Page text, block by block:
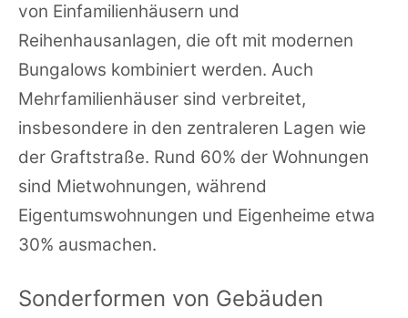
von Einfamilienhäusern und
Reihenhausanlagen, die oft mit modernen
Bungalows kombiniert werden. Auch
Mehrfamilienhäuser sind verbreitet,
insbesondere in den zentraleren Lagen wie
der Graftstraße. Rund 60% der Wohnungen
sind Mietwohnungen, während
Eigentumswohnungen und Eigenheime etwa
30% ausmachen.
Sonderformen von Gebäuden